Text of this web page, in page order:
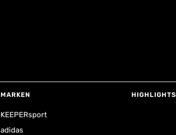
MARKEN
KEEPERsport
adidas
HIGHLIGHTS